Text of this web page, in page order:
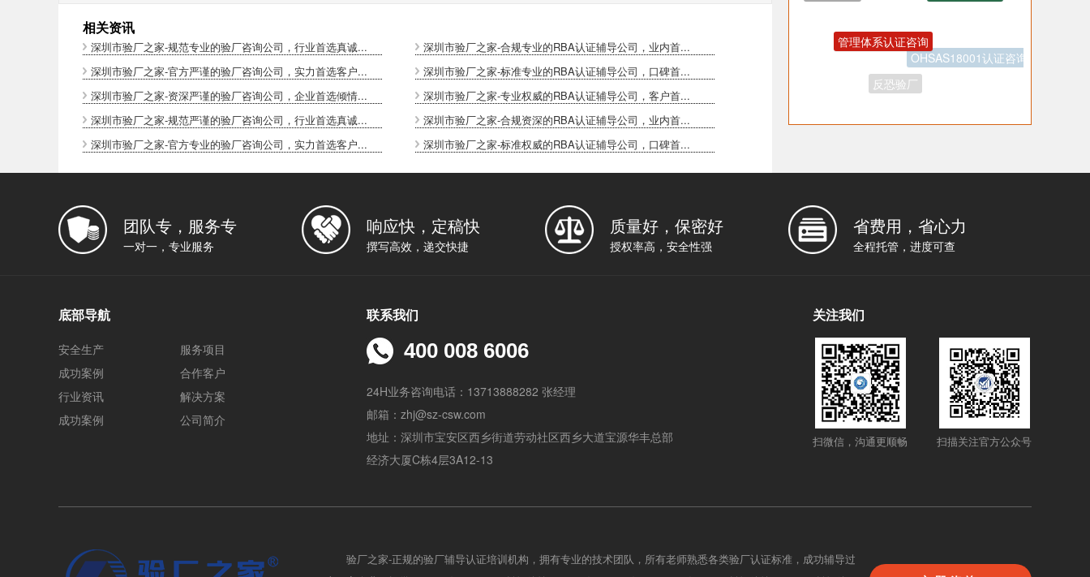
相关资讯
深圳市验厂之家-规范专业的验厂咨询公司，行业首选真诚...
深圳市验厂之家-合规专业的RBA认证辅导公司，业内首...
深圳市验厂之家-官方严谨的验厂咨询公司，实力首选客户...
深圳市验厂之家-标准专业的RBA认证辅导公司，口碑首...
深圳市验厂之家-资深严谨的验厂咨询公司，企业首选倾情...
深圳市验厂之家-专业权威的RBA认证辅导公司，客户首...
深圳市验厂之家-规范严谨的验厂咨询公司，行业首选真诚...
深圳市验厂之家-合规资深的RBA认证辅导公司，业内首...
深圳市验厂之家-官方专业的验厂咨询公司，实力首选客户...
深圳市验厂之家-标准权威的RBA认证辅导公司，口碑首...
OHSAS18001认证咨询
反恐验厂
团队专，服务专
一对一，专业服务
响应快，定稿快
撰写高效，递交快捷
质量好，保密好
授权率高，安全性强
省费用，省心力
全程托管，进度可查
底部导航
安全生产
服务项目
成功案例
合作客户
行业资讯
解决方案
成功案例
公司简介
联系我们
400 008 6006
24H业务咨询电话：13713888282 张经理
邮箱：zhj@sz-csw.com
地址：深圳市宝安区西乡街道劳动社区西乡大道宝源华丰总部
经济大厦C栋4层3A12-13
关注我们
扫微信，沟通更顺畅 扫描关注官方公众号
验厂之家-正规的验厂辅导认证培训机构，拥有专业的技术团队，所有老师熟悉各类验厂认证标准，成功辅导过